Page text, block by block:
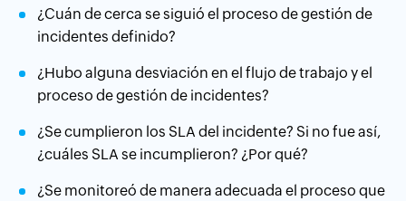
¿Cuán de cerca se siguió el proceso de gestión de
incidentes definido?
¿Hubo alguna desviación en el flujo de trabajo y el
proceso de gestión de incidentes?
¿Se cumplieron los SLA del incidente? Si no fue así,
¿cuáles SLA se incumplieron? ¿Por qué?
¿Se monitoreó de manera adecuada el proceso que